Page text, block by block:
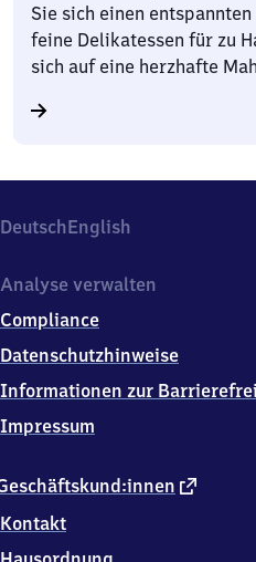
Sie sich einen
feine Delikatessen für zu
sich auf eine herzhafte
DeutschEnglish
externer
Kontakt
Analyse verwalten
Compliance
Datenschutzhinweise
Informationen zur
Impressum